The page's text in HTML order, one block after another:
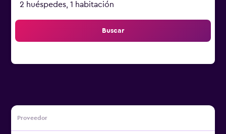
2 huéspedes, 1 habitación
Buscar
Proveedor